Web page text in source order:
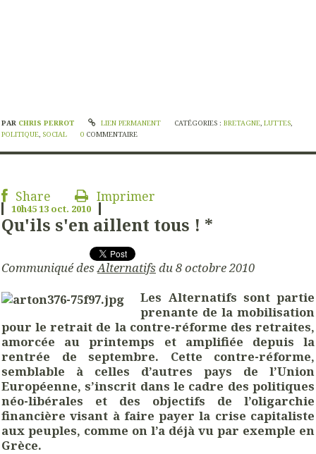
PAR CHRIS PERROT LIEN PERMANENT CATÉGORIES :BRETAGNE,LUTTES,
POLITIQUE, SOCIAL 0 COMMENTAIRE
Share Imprimer
10h4513 oct. 2010
Qu'ils s'en aillent tous ! *
Communiqué desAlternatifsdu 8 octobre 2010
Les Alternatifs sont partie
prenante de la mobilisation
pour le retrait de la contre-réforme des retraites,
amorcée au printemps et amplifiée depuis la
rentrée de septembre. Cette contre-réforme,
semblable à celles d’autres pays de l’Union
Européenne, s’inscrit dans le cadre des politiques
néo-libérales et des objectifs de l’oligarchie
financière visant à faire payer la crise capitaliste
aux peuples, comme on l’a déjà vu par exemple en
Grèce.